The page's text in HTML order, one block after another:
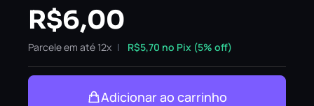
R$6,00
Parcele em até 12x R$5,70 no Pix (5% off)
Adicionar ao carrinho